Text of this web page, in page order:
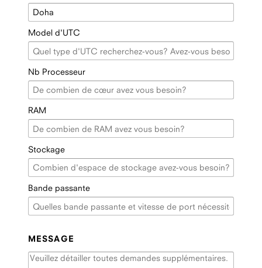
Model d'UTC
Nb Processeur
RAM
Stockage
Bande passante
MESSAGE